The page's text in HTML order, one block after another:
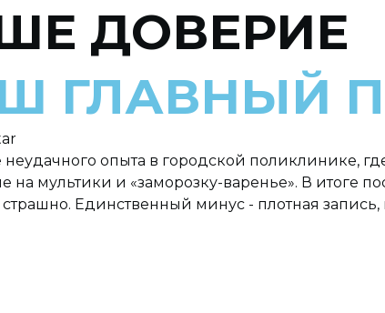
ДОВЕРИЕ
ГЛАВНЫЙ
опыта в городской поликлинике,
на мультики и «заморозку-варенье». В итоге
страшно. Единственный минус - плотная